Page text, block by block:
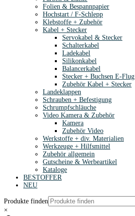
Folien & Bespannpapier
Hochstart / F-Schlepp
Klebstoffe + Zubehör
Kabel + Stecker
Servokabel & Stecker
Schalterkabel
Ladekabel
Silikonkabel
Balancerkabel
Stecker + Buchsen E-Flug
Zubehör Kabel + Stecker
Landeklappen
Schrauben + Befestigung
Schrumpfschläuche
Video Kamera & Zubehör
Kamera
Zubehör Video
Werkstoffe + div. Materialien
Werkzeuge + Hilfsmittel
Zubehör allgemein
Gutscheine & Werbeartikel
Kataloge
BESTOFFER
NEU
Produkte finden
×